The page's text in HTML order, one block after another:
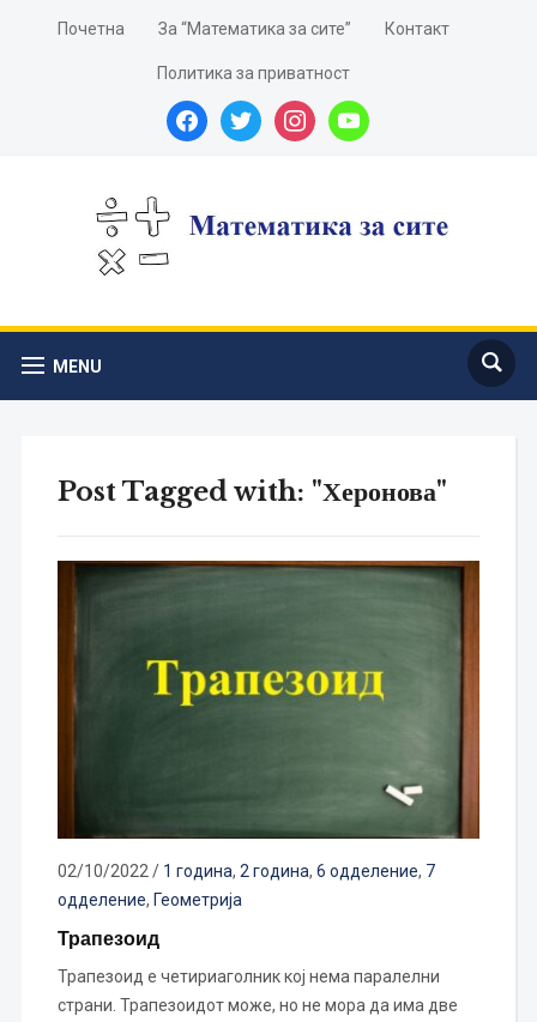
Почетна За “Математика за сите” Контакт
Политика за приватност
facebooktwitter instagramyoutube
MENU
Post Tagged with: "Херонова"
02/10/2022 / 1 година, 2 година, 6 одделение, 7
одделение, Геометрија
Трапезоид
Трапезоид е четириаголник кој нема паралелни
страни. Трапезоидот може, но не мора да има две